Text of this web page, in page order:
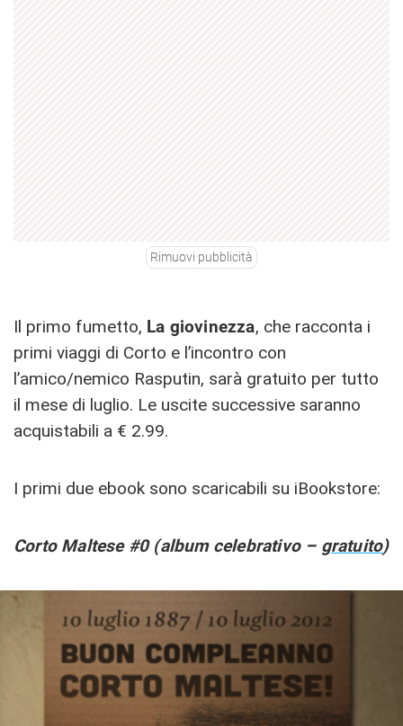
Rimuovi pubblicità
Il primo fumetto, La giovinezza, che racconta i
primi viaggi di Corto e l’incontro con
l’amico/nemico Rasputin, sarà gratuito per tutto
il mese di luglio. Le uscite successive saranno
acquistabili a € 2.99.
I primi due ebook sono scaricabili su iBookstore:
Corto Maltese #0 (album celebrativo – gratuito)